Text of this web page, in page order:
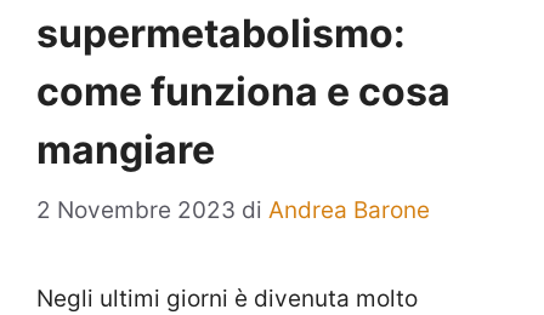
supermetabolismo:
come funziona e cosa
mangiare
2 Novembre 2023 di Andrea Barone
Negli ultimi giorni è divenuta molto